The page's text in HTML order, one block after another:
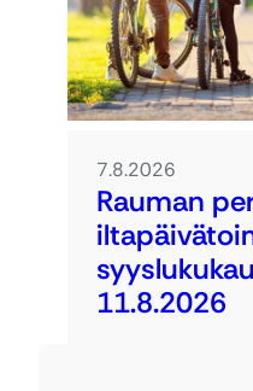
7.8.2026
Rauman
11.8.2026